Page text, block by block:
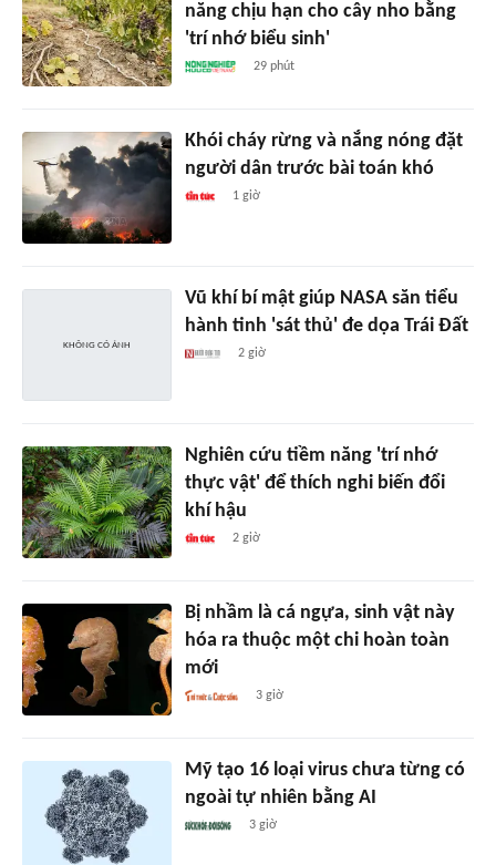
năng chịu hạn cho cây nho bằng
'trí nhớ biểu sinh'
29 phút
Khói cháy rừng và nắng nóng đặt
người dân trước bài toán khó
1 giờ
Vũ khí bí mật giúp NASA săn tiểu
hành tinh 'sát thủ' đe dọa Trái Đất
2 giờ
Nghiên cứu tiềm năng 'trí nhớ
thực vật' để thích nghi biến đổi
khí hậu
2 giờ
Bị nhầm là cá ngựa, sinh vật này
hóa ra thuộc một chi hoàn toàn
mới
3 giờ
Mỹ tạo 16 loại virus chưa từng có
ngoài tự nhiên bằng AI
3 giờ